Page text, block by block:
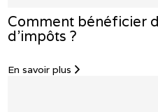
Comment bénéficier
d’impôts ?
En savoir plus